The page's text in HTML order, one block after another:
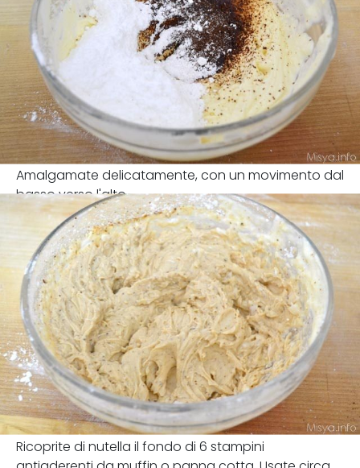
Amalgamate delicatamente, con un movimento dal
basso verso l'alto.
Ricoprite di nutella il fondo di 6 stampini